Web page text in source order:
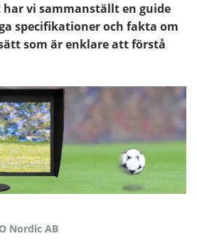
vi sammanställt en guide
specifikationer och fakta om
som är enklare att förstå
Nordic AB